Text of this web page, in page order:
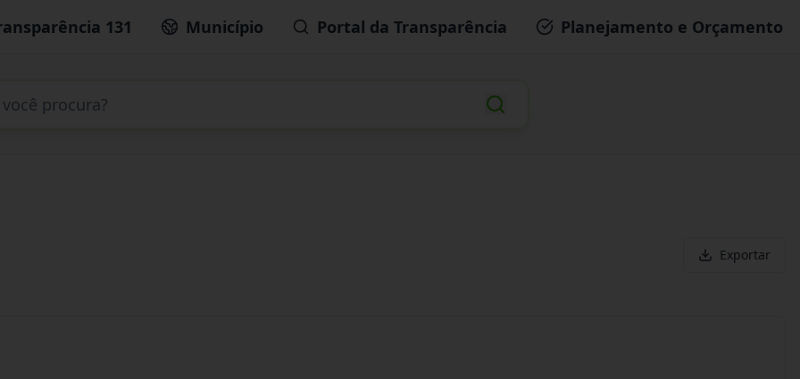
131 Município Portal da Transparência Planejamento e Orçamento
Exportar